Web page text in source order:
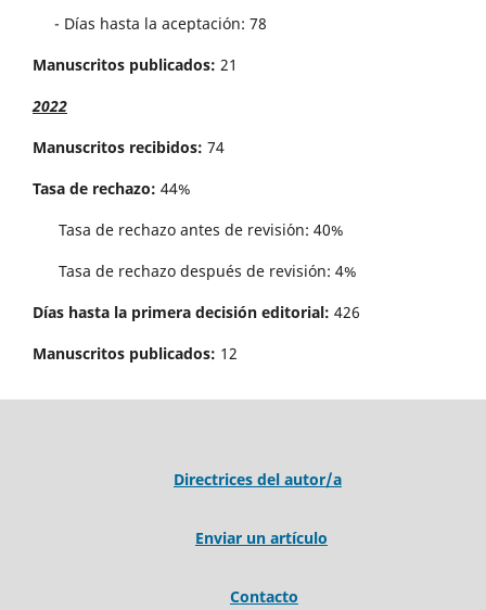
- Días hasta la aceptación: 78
Manuscritos publicados: 21
2022
Manuscritos recibidos: 74
Tasa de rechazo: 44%
Tasa de rechazo antes de revisi´on: 40%
Tasa de rechazo después de revisión: 4%
Días hasta la primera decisión editorial: 426
Manuscritos publicados: 12
Directrices del autor/a
Enviar un artículo
Contacto